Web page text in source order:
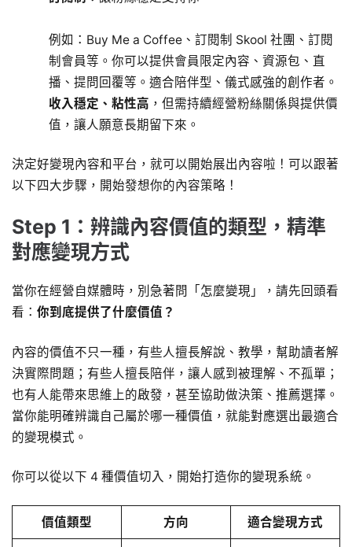
例如：Buy Me a Coffee、訂閱制 Skool 社團、訂閱
制會員等。你可以提供會員限定內容、資源包、直
播、提問回覆等。適合陪伴型、儀式感強的創作者。
收入穩定、粘性高 ，但需持續經營粉絲關係與提供價
值，讓人願意長期留下來。
決定好變現內容和平台，就可以開始展出內容啦！可以跟著
以下四大步驟，開始發想你的內容策略！
Step 1：辨識內容價值的類型，精準
對應變現方式
當你在經營自媒體時，別急著問「怎麼變現」，請先回頭看
看： 你到底提供了什麼價值？
內容的價值不只一種，有些人擅長解說、教學，幫助讀者解
決實際問題；有些人擅長陪伴，讓人感到被理解、不孤單；
也有人能帶來思維上的啟發，甚至協助做決策、推薦選擇。
當你能明確辨識自己屬於哪一種價值，就能對應選出最適合
的變現模式。
你可以從以下 4 種價值切入，開始打造你的變現系統。
價值類型 方向 適合變現方式